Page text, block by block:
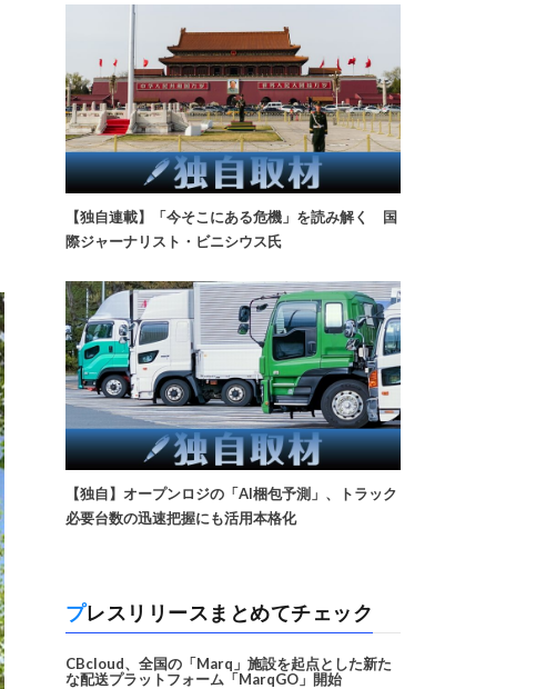
【独自連載】「今そこにある危機」を読み解く 国
際ジャーナリスト・ビニシウス氏
【独自】オープンロジの「AI梱包予測」、トラック
必要台数の迅速把握にも活用本格化
プレスリリースまとめてチェック
CBcloud、全国の「Marq」施設を起点とした新た
な配送プラットフォーム「MarqGO」開始